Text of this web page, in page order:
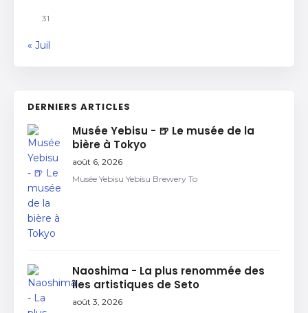
31
« Juil
DERNIERS ARTICLES
Musée Yebisu - 🍺 Le musée de la
bière à Tokyo
août 6, 2026
Musée Yebisu Yebisu Brewery To
Naoshima - La plus renommée des
îles artistiques de Seto
août 3, 2026